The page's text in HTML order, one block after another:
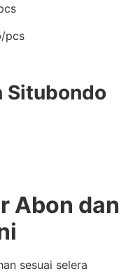
pcs
Situbondo
Abon dan
sesuai selera